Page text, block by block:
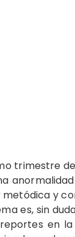
trimestre
y
es, sin
en